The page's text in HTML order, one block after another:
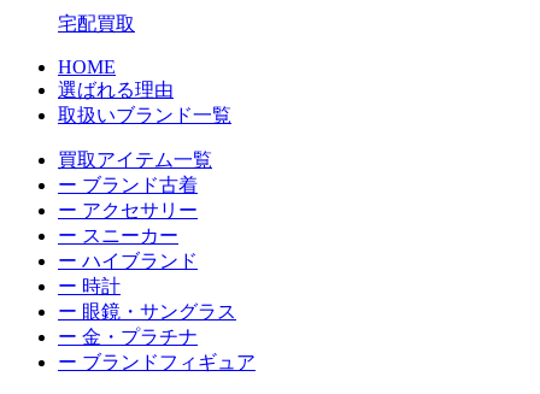
宅配買取
HOME
選ばれる理由
取扱いブランド一覧
買取アイテム一覧
ー ブランド古着
ー アクセサリー
ー スニーカー
ー ハイブランド
ー 時計
ー 眼鏡・サングラス
ー 金・プラチナ
ー ブランドフィギュア